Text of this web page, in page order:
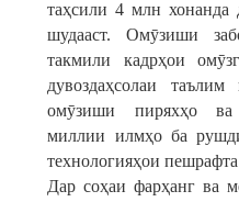
таҳсили 4 млн хонанда
шудааст. Омӯзиши
такмили кадрҳои
дувоздаҳсолаи
омӯзиши пиряхҳо ва
миллии илмҳо ба
технологияҳои
Дар соҳаи фарҳанг ва